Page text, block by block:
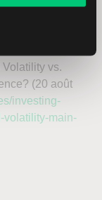
and Pricing
vs.
(20 août
investing-
volatility-main-